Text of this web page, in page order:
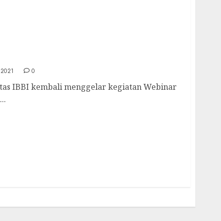
0
IBBI kembali menggelar kegiatan Webinar